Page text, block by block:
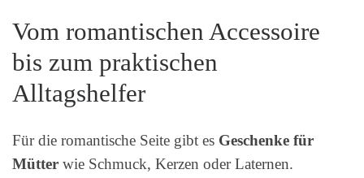
Vom romantischen Accessoire
bis zum praktischen
Alltagshelfer
Für die romantische Seite gibt es Geschenke für
Mütter wie Schmuck, Kerzen oder Laternen.